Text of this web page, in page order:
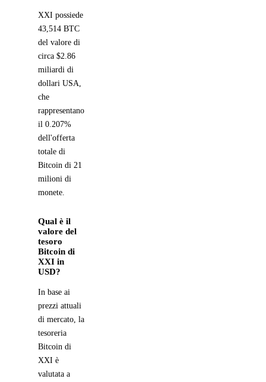
XXI possiede
43,514 BTC
del valore di
circa $2.86
miliardi di
dollari USA,
che
rappresentano
il 0.207%
dell'offerta
totale di
Bitcoin di 21
milioni di
monete.
Qual è il
valore del
tesoro
Bitcoin di
XXI in
USD?
In base ai
prezzi attuali
di mercato, la
tesoreria
Bitcoin di
XXI è
valutata a